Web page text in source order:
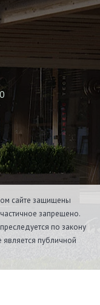
сайте защищены
запрещено.
по закону
публичной